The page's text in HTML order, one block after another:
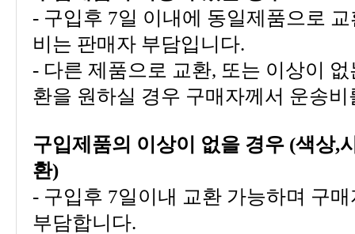
비는 판매자 부담입니다.
환을 원하실 경우 구매자께서 운송
환)
부담합니다.